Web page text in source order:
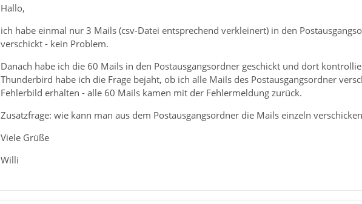
Hallo,
ich habe einmal nur 3 Mails (csv-Datei entsprechend verkleinert) in den
verschickt - kein Problem.
Danach habe ich die 60 Mails in den Postausgangsordner geschickt und dort
Thunderbird habe ich die Frage bejaht, ob ich alle Mails des Postausgangsordner
Fehlerbild erhalten - alle 60 Mails kamen mit der Fehlermeldung zurück.
Zusatzfrage: wie kann man aus dem Postausgangsordner die Mails einzeln
Viele Grüße
Willi